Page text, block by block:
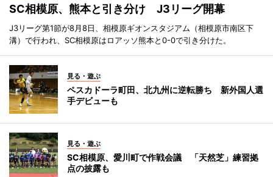
SC相模原、熊本と引き分け J3リーグ開幕
J3リーグ第1節が8月8日、相模原ギオンスタジアム（相模原市南区下
溝）で行われ、SC相模原はロアッソ熊本と0-0で引き分けた。
見る・遊ぶ
ペスカドーラ町田、北九州に逆転勝ち 新外国人選
手デビューも
見る・遊ぶ
SC相模原、愛川町で作戦会議 「天然芝」練習拠
点の披露も